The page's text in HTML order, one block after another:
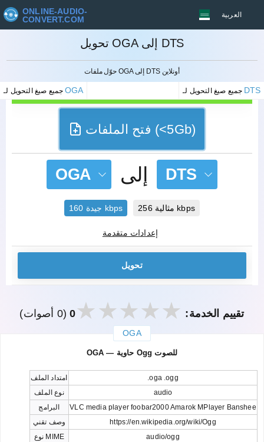
ONLINE-AUDIO-
CONVERT.COM
العربية
تحويل OGA إلى DTS
حوّل ملفات OGA إلى DTS أونلاين
جميع صيغ التحويل لـOGA DTS
إلغاء
فتح الملفات (<5Gb)
OGA إلى DTS
جيدة 160 kbps مثالية 256 kbps
إعدادات متقدمة
تحويل
تقييم الخدمة: 0(0 أصوات)
OGA
OGA — حاوية Ogg للصوت
امتداد الملف
.oga .ogg
نوع الملف
audio
البرامج
VLC media player foobar2000 Amarok MPlayer Banshee
وصف تقني
https://en.wikipedia.org/wiki/Ogg
نوع MIME
audio/ogg